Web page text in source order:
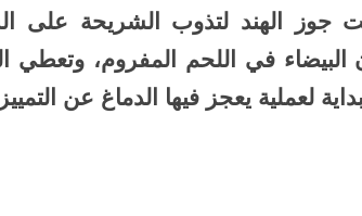
الهند لتذوب الشريحة على
في اللحم المفروم، وتعطي
لعملية يعجز فيها الدماغ عن